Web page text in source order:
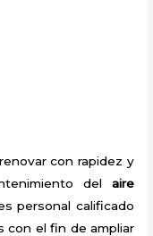
con rapidez y
del aire
personal calificado
con el fin de ampliar